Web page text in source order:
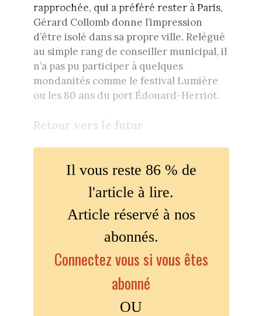
rapprochée, qui a préféré rester à Paris,
Gérard Collomb donne l’impression
d’être isolé dans sa propre ville. Relégué
au simple rang de conseiller municipal, il
n’a pas pu participer à quelques
mondanités comme le festival Lumière
ou les 80 ans du port Édouard-Herriot.
Retour vers le futur
Il vous reste 86 % de
l'article à lire.
Article réservé à nos
abonnés.
Connectez vous si vous êtes
abonné
OU